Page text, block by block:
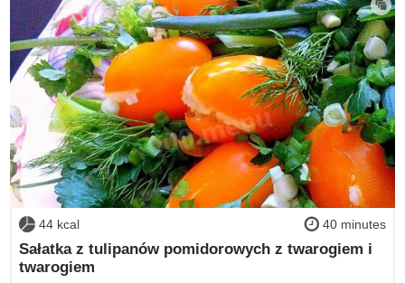
44 kcal 40 minutes
Sałatka z tulipanów pomidorowych z twarogiem i
twarogiem